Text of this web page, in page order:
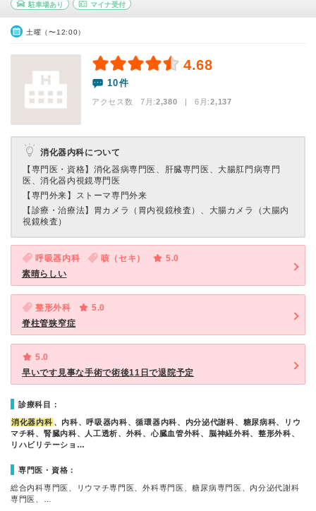
駐車場あり マイナ受付
土曜（〜12:00）
4.68
10件
アクセス数 7月:2,380 | 6月:2,137
消化器内科について
【専門医・資格】 消化器病専門医、肝臓専門医、大腸肛門病専門
医、消化器内視鏡専門医
【専門外来】 ストーマ専門外来
【診療・治療法】 胃カメラ（胃内視鏡検査）、大腸カメラ（大腸内
視鏡検査）
呼吸器内科 咳（セキ）
5.0
素晴らしい
整形外科
5.0
脊柱管狭窄症
5.0
早いです見事な手術で術後11日で退院予定
診療科目：
消化器内科 、内科、呼吸器内科、循環器内科、内分泌代謝科、糖尿病科、リウ
マチ科、腎臓内科、人工透析、外科、心臓血管外科、脳神経外科、整形外科、
リハビリテーショ…
専門医・資格：
総合内科専門医、リウマチ専門医、外科専門医、糖尿病専門医、内分泌代謝科
専門医、…